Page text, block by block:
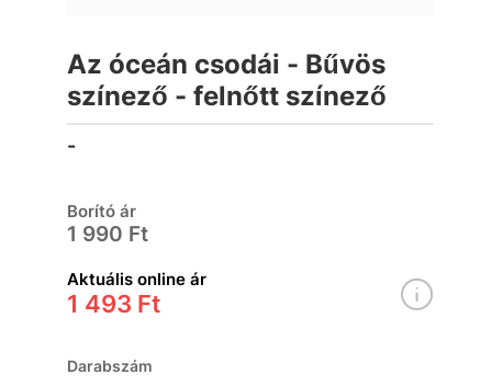
Az óceán csodái - Bűvös
színező - felnőtt színező
-
Borító ár
1 990 Ft
Aktuális online ár
1 493 Ft
Darabszám